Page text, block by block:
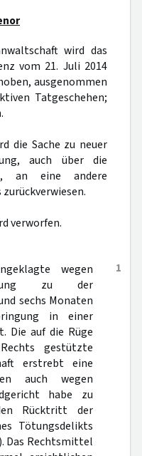
wird das
vom 21. Juli 2014
ausgenommen
Tatgeschehen;
die Sache zu neuer
auch über die
an eine andere
verworfen.
1
wegen
zu der
sechs Monaten
in einer
Die auf die Rüge
gestützte
erstrebt eine
auch wegen
habe zu
Rücktritt der
Tötungsdelikts
Das Rechtsmittel